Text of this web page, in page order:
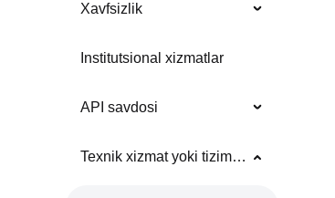
Xavfsizlik
Institutsional xizmatlar
API savdosi
Texnik xizmat yoki tizim yangilanishlari